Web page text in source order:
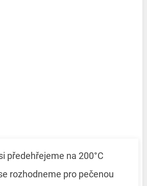
předehřejeme na 200°C
rozhodneme pro pečenou